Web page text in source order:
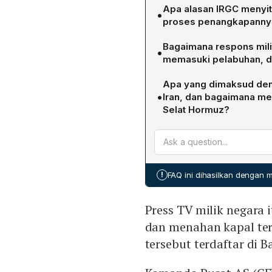
•Apa alasan IRGC
proses
IRGC menyatakan
kepentingan Iran.
ditayangkan oleh kantor
menahannya. Menurut
•Bagaimana respons
memasuki pelabuhan,
Militer AS melumpuhkan
mengakses pelabuhan di
Bradley Cooper
kebijakan maritim yang
•
Apa yang dimaksud
Iran, dan bagaimana
Selat Hormuz?
Iran sedang membentuk
pelayaran di Selat
masuk atau keluar wajib
Sistem ini bertujuan
! FAQ ini dihasilkan dengan
Press TV milik
dan menahan kapal
tersebut terdaftar di